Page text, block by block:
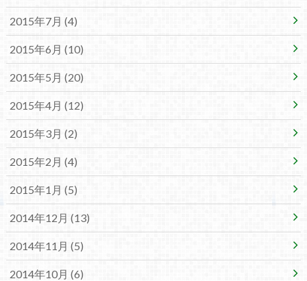
2015年7月 (4)
2015年6月 (10)
2015年5月 (20)
2015年4月 (12)
2015年3月 (2)
2015年2月 (4)
2015年1月 (5)
2014年12月 (13)
2014年11月 (5)
2014年10月 (6)